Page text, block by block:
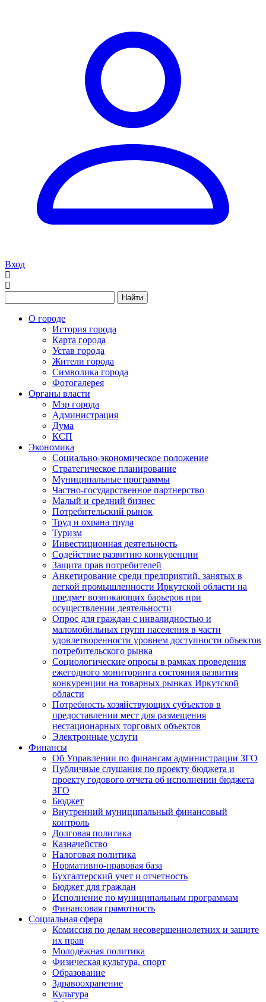
Вход
Найти
О городе
История города
Карта города
Устав города
Жители города
Символика города
Фотогалерея
Органы власти
Мэр города
Администрация
Дума
КСП
Экономика
Социально-экономическое положение
Стратегическое планирование
Муниципальные программы
Частно-государственное партнерство
Малый и средний бизнес
Потребительский рынок
Труд и охрана труда
Туризм
Инвестиционная деятельность
Содействие развитию конкуренции
Защита прав потребителей
Анкетирование среди предприятий, занятых в
легкой промышленности Иркутской области на
предмет возникающих барьеров при
осуществлении деятельности
Опрос для граждан с инвалидностью и
маломобильных групп населения в части
удовлетворенности уровнем доступности объектов
потребительского рынка
Социологические опросы в рамках проведения
ежегодного мониторинга состояния развития
конкуренции на товарных рынках Иркутской
области
Потребность хозяйствующих субъектов в
предоставлении мест для размещения
нестационарных торговых объектов
Электронные услуги
Финансы
Об Управлении по финансам администрации ЗГО
Публичные слушания по проекту бюджета и
проекту годового отчета об исполнении бюджета
ЗГО
Бюджет
Внутренний муниципальный финансовый
контроль
Долговая политика
Казначейство
Налоговая политика
Нормативно-правовая база
Бухгалтерский учет и отчетность
Бюджет для граждан
Исполнение по муниципальным программам
Финансовая грамотность
Социальная сфера
Комиссия по делам несовершеннолетних и защите
их прав
Молодёжная политика
Физическая культура, спорт
Образование
Здравоохранение
Культура